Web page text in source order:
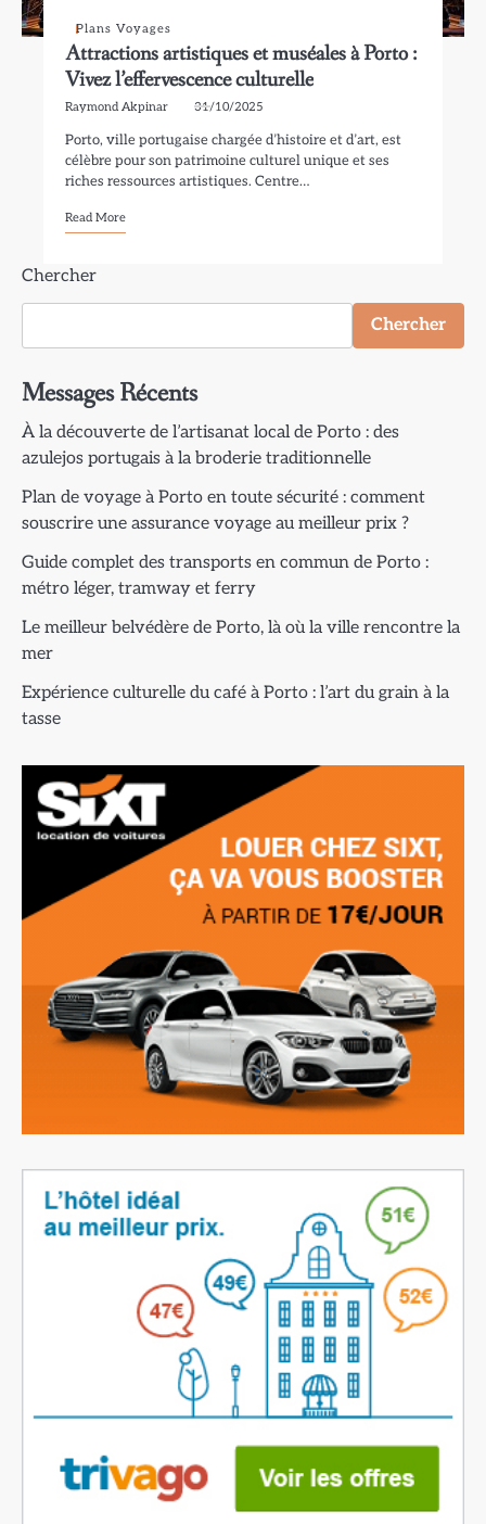
Plans Voyages
Attractions artistiques et muséales à Porto :
Vivez l’effervescence culturelle
Raymond Akpinar 31/10/2025
Porto, ville portugaise chargée d’histoire et d’art, est
célèbre pour son patrimoine culturel unique et ses
riches ressources artistiques. Centre…
Read More
Chercher
Chercher
Messages Récents
À la découverte de l’artisanat local de Porto : des
azulejos portugais à la broderie traditionnelle
Plan de voyage à Porto en toute sécurité : comment
souscrire une assurance voyage au meilleur prix ?
Guide complet des transports en commun de Porto :
métro léger, tramway et ferry
Le meilleur belvédère de Porto, là où la ville rencontre la
mer
Expérience culturelle du café à Porto : l’art du grain à la
tasse